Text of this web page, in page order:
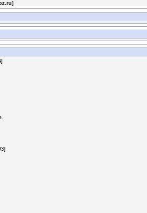
]